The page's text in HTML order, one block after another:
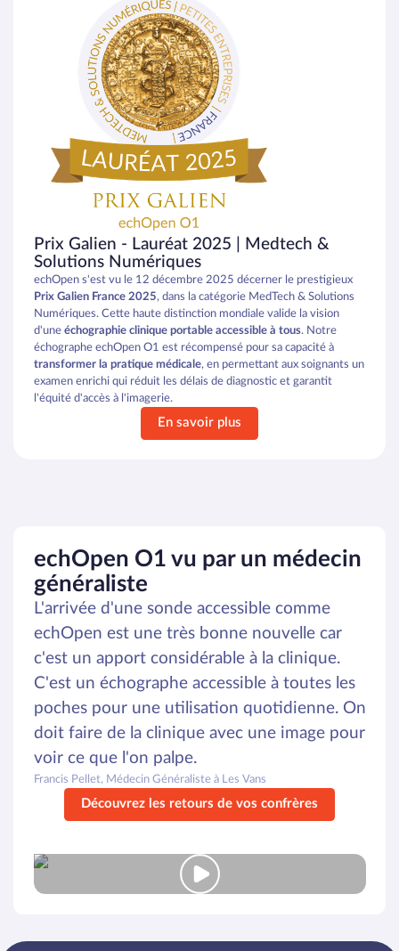
Prix Galien - Lauréat 2025 | Medtech &
Solutions Numériques
echOpen s'est vu le 12 décembre 2025 décerner le prestigieux
Prix Galien France 2025, dans la catégorie MedTech & Solutions
Numériques. Cette haute distinction mondiale valide la vision
d'une échographie clinique portable accessible à tous. Notre
échographe echOpen O1 est récompensé pour sa capacité à
transformer la pratique médicale, en permettant aux soignants un
examen enrichi qui réduit les délais de diagnostic et garantit
l'équité d'accès à l'imagerie.
En savoir plus
echOpen O1 vu par un médecin
généraliste
L'arrivée d'une sonde accessible comme
echOpen est une très bonne nouvelle car
c'est un apport considérable à la clinique.
C'est un échographe accessible à toutes les
poches pour une utilisation quotidienne. On
doit faire de la clinique avec une image pour
voir ce que l'on palpe.
Francis Pellet, Médecin Généraliste à Les Vans
Découvrez les retours de vos confrères